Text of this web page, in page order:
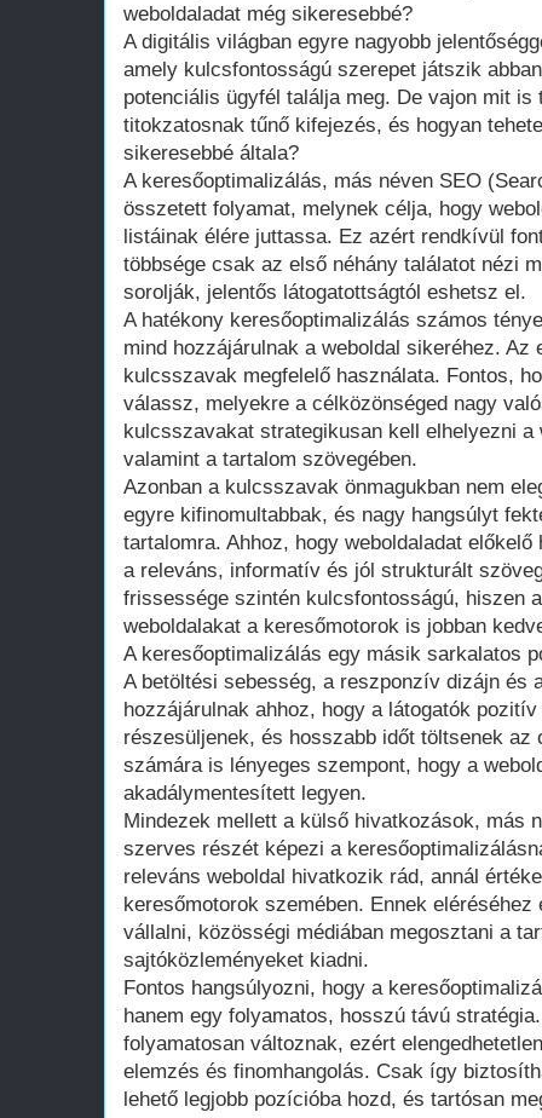
weboldaladat még sikeresebbé?
A digitális világban egyre nagyobb
amely kulcsfontosságú szerepet játszik
potenciális ügyfél találja meg. De vajon mit is
titokzatosnak tűnő kifejezés, és hogyan
sikeresebbé általa?
A keresőoptimalizálás, más néven SEO
összetett folyamat, melynek célja, hogy
listáinak élére juttassa. Ez azért rendkívül
többsége csak az első néhány találatot nézi
sorolják, jelentős látogatottságtól eshetsz el.
A hatékony keresőoptimalizálás számos
mind hozzájárulnak a weboldal sikeréhez. Az
kulcsszavak megfelelő használata. Fontos,
válassz, melyekre a célközönséged nagy
kulcsszavakat strategikusan kell elhelyezni
valamint a tartalom szövegében.
Azonban a kulcsszavak önmagukban nem
egyre kifinomultabbak, és nagy hangsúlyt
tartalomra. Ahhoz, hogy weboldaladat
a releváns, informatív és jól strukturált
frissessége szintén kulcsfontosságú, hiszen
weboldalakat a keresőmotorok is jobban
A keresőoptimalizálás egy másik sarkalatos
A betöltési sebesség, a reszponzív dizájn és
hozzájárulnak ahhoz, hogy a látogatók
részesüljenek, és hosszabb időt töltsenek az
számára is lényeges szempont, hogy a
akadálymentesített legyen.
Mindezek mellett a külső hivatkozások, más
szerves részét képezi a
releváns weboldal hivatkozik rád, annál
keresőmotorok szemében. Ennek
vállalni, közösségi médiában megosztani a
sajtóközleményeket kiadni.
Fontos hangsúlyozni, hogy a
hanem egy folyamatos, hosszú távú
folyamatosan változnak, ezért
elemzés és finomhangolás. Csak így
lehető legjobb pozícióba hozd, és tartósan